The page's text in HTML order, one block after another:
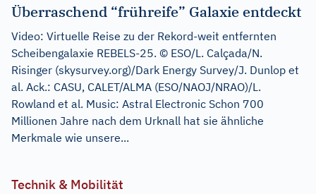
Überraschend “frühreife” Galaxie entdeckt
Video: Virtuelle Reise zu der Rekord-weit entfernten
Scheibengalaxie REBELS-25. © ESO/L. Calçada/N.
Risinger (skysurvey.org)/Dark Energy Survey/J. Dunlop et
al. Ack.: CASU, CALET/ALMA (ESO/NAOJ/NRAO)/L.
Rowland et al. Music: Astral Electronic Schon 700
Millionen Jahre nach dem Urknall hat sie ähnliche
Merkmale wie unsere...
Technik & Mobilität